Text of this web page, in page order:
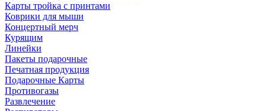
Карты тройка с принтами
Коврики для мыши
Концертный мерч
Курящим
Линейки
Пакеты подарочные
Печатная продукция
Подарочные Карты
Противогазы
Развлечение